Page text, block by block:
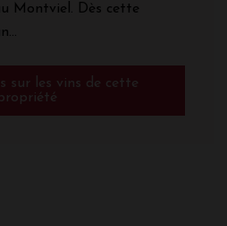
Montviel. Dès cette
sur les vins de cette